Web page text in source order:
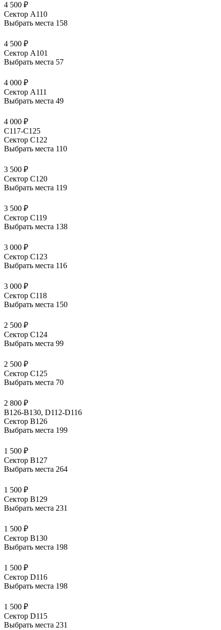
4 500 ₽
Сектор А110
Выбрать места 158
4 500 ₽
Сектор А101
Выбрать места 57
4 000 ₽
Сектор А111
Выбрать места 49
4 000 ₽
C117-C125
Сектор С122
Выбрать места 110
3 500 ₽
Сектор С120
Выбрать места 119
3 500 ₽
Сектор С119
Выбрать места 138
3 000 ₽
Сектор С123
Выбрать места 116
3 000 ₽
Сектор С118
Выбрать места 150
2 500 ₽
Сектор С124
Выбрать места 99
2 500 ₽
Сектор С125
Выбрать места 70
2 800 ₽
B126-B130, D112-D116
Сектор В126
Выбрать места 199
1 500 ₽
Сектор В127
Выбрать места 264
1 500 ₽
Сектор В129
Выбрать места 231
1 500 ₽
Сектор В130
Выбрать места 198
1 500 ₽
Сектор D116
Выбрать места 198
1 500 ₽
Сектор D115
Выбрать места 231